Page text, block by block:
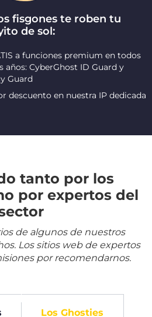
fisgones te roben tu
de sol:
a funciones premium en todos
años: CyberGhost ID Guard y
Guard
descuento en nuestra IP dedicada
tanto por los
por expertos del
de algunos de nuestros
Los sitios web de expertos
por recomendarnos.
Los Ghosties